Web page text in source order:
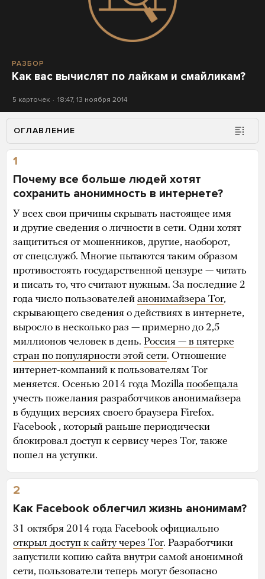
РАЗБОР
Как вас вычислят по лайкам и смайликам?
5 карточек 18:47, 13 ноября 2014
ОГЛАВЛЕНИЕ
1
Почему все больше людей хотят
сохранить анонимность в интернете?
У всех свои причины скрывать настоящее имя
и другие сведения о личности в сети. Одни хотят
защититься от мошенников, другие, наоборот,
от спецслужб. Многие пытаются таким образом
противостоять государственной цензуре — читать
и писать то, что считают нужным. За последние 2
года число пользователей анонимайзера Tor,
скрывающего сведения о действиях в интернете,
выросло в несколько раз — примерно до 2,5
миллионов человек в день. Россия — в пятерке
стран по популярности этой сети. Отношение
интернет-компаний к пользователям Tor
меняется. Осенью 2014 года Mozilla пообещала
учесть пожелания разработчиков анонимайзера
в будущих версиях своего браузера Firefox.
Facebook , который раньше периодически
блокировал доступ к сервису через Tor, также
пошел на уступки.
2
Как Facebook облегчил жизнь анонимам?
31 октября 2014 года Facebook официально
открыл доступ к сайту через Tor. Разработчики
запустили копию сайта внутри самой анонимной
сети, пользователи теперь могут безопасно